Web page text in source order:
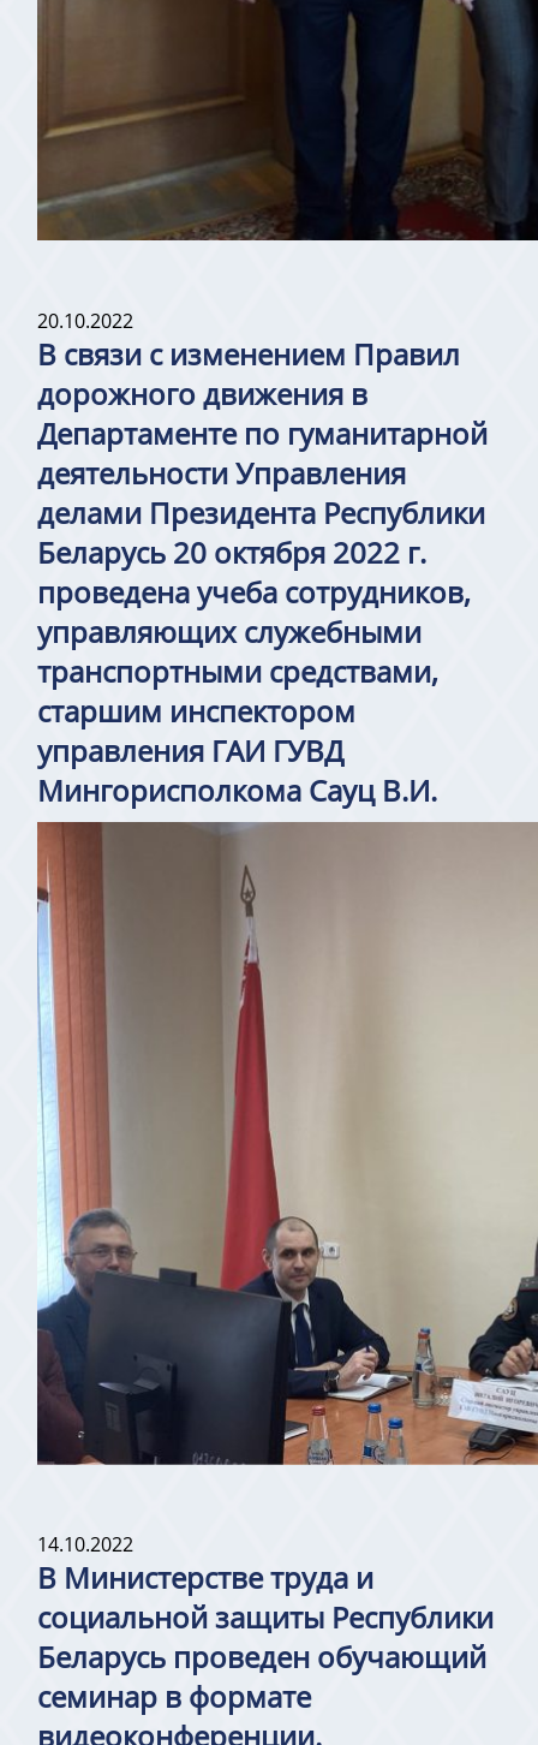
20.10.2022
В связи с изменением Правил
дорожного движения в
Департаменте по гуманитарной
деятельности Управления
делами Президента Республики
Беларусь 20 октября 2022 г.
проведена учеба сотрудников,
управляющих служебными
транспортными средствами,
старшим инспектором
управления ГАИ ГУВД
Мингорисполкома Сауц В.И.
14.10.2022
В Министерстве труда и
социальной защиты Республики
Беларусь проведен обучающий
семинар в формате
видеоконференции.